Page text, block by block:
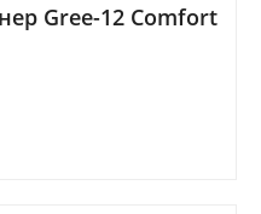
Gree-12 Comfort